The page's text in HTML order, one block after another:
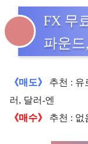
FX 무
파운드
《매도》
추천 : 유
러, 달러-엔
《매수》
추천 : 없